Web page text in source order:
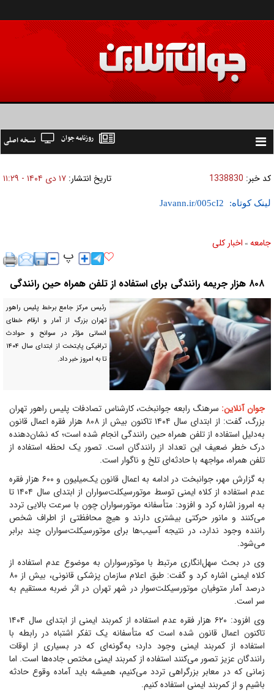
Toggle
نسخه اصلی روزنامه جوان
کد خبر: 1338830 تاریخ انتشار: ۱۷ دی ۱۴۰۴ - ۱۱:۲۹
لینک کوتاه:
جامعه » اخبار كلی
۸۰۸ هزار جریمه رانندگی برای استفاده از تلفن همراه حین رانندگی
رئیس مرکز جامع برخط پلیس راهور
تهران بزرگ از آمار و ارقام خطای
انسانی مؤثر در سوانح و حوادث
ترافیکی پایتخت از ابتدای سال ۱۴۰۴
تا به امروز خبر داد.
جوان آنلاین: سرهنگ رابعه جوانبخت، کارشناس تصادفات پلیس راهور تهران
بزرگ، گفت: از ابتدای سال ۱۴۰۴ تاکنون بیش از ۸۰۸ هزار فقره اعمال قانون
به‌دلیل استفاده از تلفن همراه حین رانندگی انجام شده است؛ که نشان‌دهنده
درک خطر ضعیف این تعداد از رانندگان است. تصور یک لحظه استفاده از
تلفن همراه، مواجهه با حادثه‌ای تلخ و ناگوار است.
به گزارش مهر، جوانبخت در ادامه به اعمال قانون یک‌میلیون و ۶۰۰ هزار فقره
عدم استفاده از کلاه ایمنی توسط موتورسیکلت‌سواران از ابتدای سال ۱۴۰۴ تا
به امروز اشاره کرد و افزود: متأسفانه موتورسواران چون با سرعت بالایی تردد
می‌کنند و مانور حرکتی بیشتری دارند و هیچ محافظتی از اطراف شخص
راننده وجود ندارد، در نتیجه آسیب‌ها برای موتورسیکلت‌سواران چند برابر
می‌شود.
وی در بحث سهل‌انگاری مرتبط با موتورسواران به موضوع عدم استفاده از
کلاه ایمنی اشاره کرد و گفت: طبق اعلام سازمان پزشکی قانونی، بیش از ۸۰
درصد آمار متوفیان موتورسیکلت‌سوار در شهر تهران در اثر ضربه مستقیم به
سر است.
وی افزود: ۶۲۰ هزار فقره عدم استفاده از کمربند ایمنی از ابتدای سال ۱۴۰۴
تاکنون اعمال قانون شده است که متأسفانه یک تفکر اشتباه در رابطه با
استفاده از کمربند ایمنی وجود دارد؛ به‌گونه‌ای که در بسیاری از اوقات
رانندگان عزیز تصور می‌کنند استفاده از کمربند ایمنی مختص جاده‌ها است. اما
زمانی که در معابر بزرگراهی تردد می‌کنیم، همیشه باید آماده وقوع حادثه
باشیم و از کمربند ایمنی استفاده کنیم.